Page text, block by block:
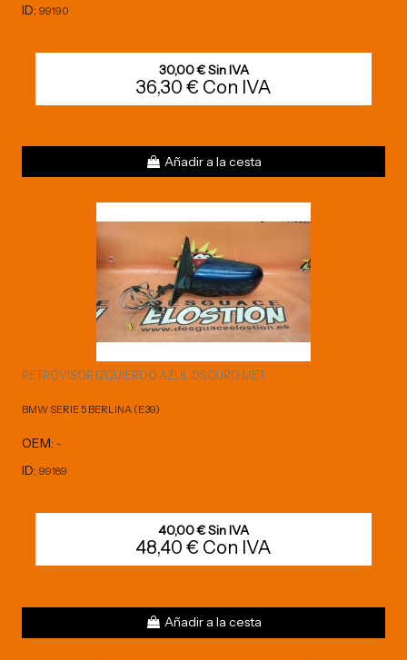
ID: 99190
30,00 € Sin IVA
36,30 € Con IVA
Añadir a la cesta
RETROVISOR IZQUIERDO AZUL OSCURO MET.
BMW SERIE 5 BERLINA (E39)
OEM: -
ID: 99189
40,00 € Sin IVA
48,40 € Con IVA
Añadir a la cesta